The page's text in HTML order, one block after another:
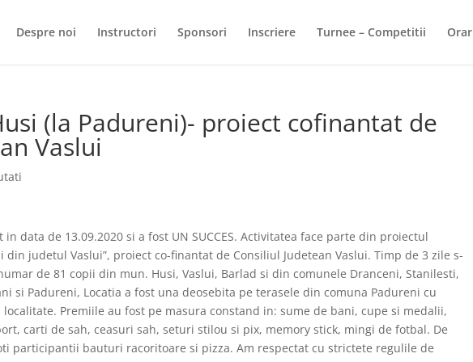
Despre noi Instructori Sponsori Inscriere Turnee – Competitii Orar
(la Padureni)- proiect cofinantat de
Vaslui
in data de 13.09.2020 si a fost UN SUCCES. Activitatea face parte din proiectul
din judetul Vaslui”, proiect co-finantat de Consiliul Judetean Vaslui. Timp de 3 zile s-
de 81 copii din mun. Husi, Vaslui, Barlad si din comunele Dranceni, Stanilesti,
si Padureni, Locatia a fost una deosebita pe terasele din comuna Padureni cu
Premiile au fost pe masura constand in: sume de bani, cupe si medalii,
carti de sah, ceasuri sah, seturi stilou si pix, memory stick, mingi de fotbal. De
participantii bauturi racoritoare si pizza. Am respectat cu strictete regulile de